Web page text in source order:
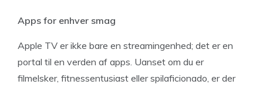
Apps for enhver smag
Apple TV er ikke bare en streamingenhed; det er en
portal til en verden af apps. Uanset om du er
filmelsker, fitnessentusiast eller spilaficionado, er der